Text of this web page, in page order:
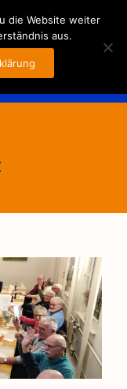
die Website weiter
aus.